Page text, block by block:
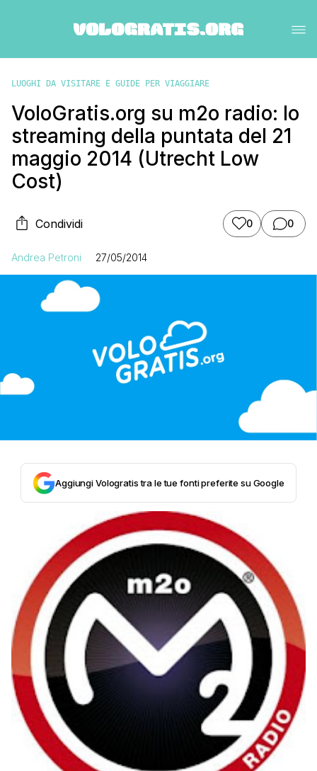
LUOGHI DA VISITARE E GUIDE PER VIAGGIARE
VoloGratis.org su m2o radio: lo
streaming della puntata del 21
maggio 2014 (Utrecht Low
Cost)
Condividi 0 0
Andrea Petroni 27/05/2014
Aggiungi Vologratis tra le tue fonti preferite su Google